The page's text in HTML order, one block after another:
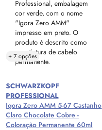
+ 7 opções
SCHWARZKOPF
PROFESSIONAL
Igora Zero AMM 5-67 Castanho
Claro Chocolate Cobre -
Coloração Permanente 60ml